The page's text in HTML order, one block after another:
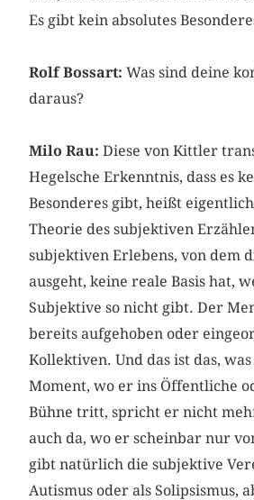
Es gibt kein absolutes
Rolf Bossart: Was sind deine
daraus?
Milo Rau: Diese von Kittler
Hegelsche Erkenntnis, dass es
Besonderes gibt, heißt
Theorie des subjektiven
subjektiven ­Erlebens, von dem
ausgeht, keine reale Basis hat,
Subjektive so nicht gibt. Der
bereits aufgehoben oder
Kollektiven. Und das ist das,
Moment, wo er ins Öffentliche
Bühne tritt, spricht er nicht
auch da, wo er scheinbar nur
gibt natürlich die subjektive
Autismus oder als Solipsismus,